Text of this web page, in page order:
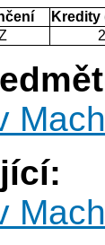
Kredity
2